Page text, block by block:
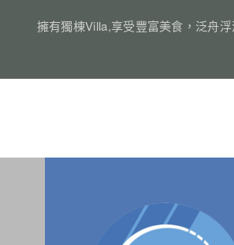
擁有獨棟Villa,享受豐富美食，泛舟